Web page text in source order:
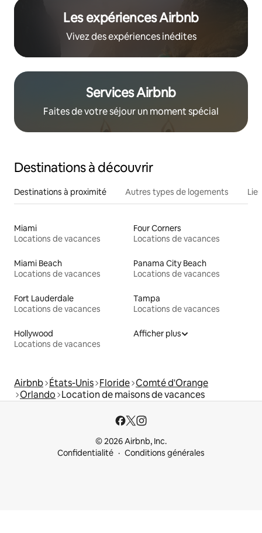
Les expériences Airbnb
Vivez des expériences inédites
Services Airbnb
Faites de votre séjour un moment spécial
Destinations à découvrir
Destinations à proximité Autres types de logements
Miami
Locations de vacances
Four Corners
Locations de vacances
Miami Beach
Locations de vacances
Panama City Beach
Locations de vacances
Fort Lauderdale
Locations de vacances
Tampa
Locations de vacances
Hollywood
Locations de vacances
Afficher plus
Airbnb États-Unis Floride Comté d'Orange
Orlando Location de maisons de vacances
© 2026 Airbnb, Inc.
Confidentialité
Conditions générales